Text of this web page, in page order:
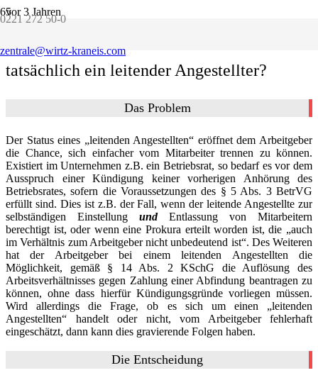
0221 272 50-0
zentrale@wirtz-kraneis.com
vor 3 Jahren
Wann ist ein leitender Angestellter
tatsächlich ein leitender Angestellter?
Das Problem
Der Status eines „leitenden Angestellten“ eröffnet dem Arbeitgeber
die Chance, sich einfacher vom Mitarbeiter trennen zu können.
Existiert im Unternehmen z.B. ein Betriebsrat, so bedarf es vor dem
Ausspruch einer Kündigung keiner vorherigen Anhörung des
Betriebsrates, sofern die Voraussetzungen des § 5 Abs. 3 BetrVG
erfüllt sind. Dies ist z.B. der Fall, wenn der leitende Angestellte zur
selbständigen Einstellung undEntlassung von Mitarbeitern
berechtigt ist, oder wenn eine Prokura erteilt worden ist, die „auch
im Verhältnis zum Arbeitgeber nicht unbedeutend ist“. Des Weiteren
hat der Arbeitgeber bei einem leitenden Angestellten die
Möglichkeit, gemäß § 14 Abs. 2 KSchG die Auflösung des
Arbeitsverhältnisses gegen Zahlung einer Abfindung beantragen zu
können, ohne dass hierfür Kündigungsgründe vorliegen müssen.
Wird allerdings die Frage, ob es sich um einen „leitenden
Angestellten“ handelt oder nicht, vom Arbeitgeber fehlerhaft
eingeschätzt, dann kann dies gravierende Folgen haben.
Die Entscheidung